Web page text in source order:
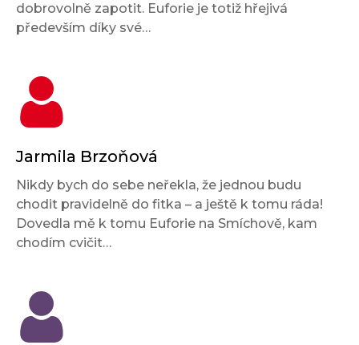
dobrovolně zapotit. Euforie je totiž hřejivá
především díky své…
Jarmila Brzoňová
Nikdy bych do sebe neřekla, že jednou budu
chodit pravidelně do fitka – a ještě k tomu ráda!
Dovedla mě k tomu Euforie na Smíchově, kam
chodím cvičit…